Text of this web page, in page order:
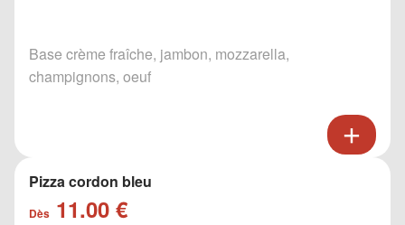
Base crème fraîche, jambon, mozzarella,
champignons, oeuf
Pizza cordon bleu
Dès 11.00 €